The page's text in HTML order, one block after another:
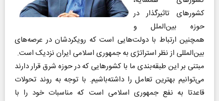
کشورهای تاثیرگذار در
حوزه بین‌الملل و
همچنین ارتباط با دولت‌‌هایی است که رویکردشان در عرصه‌های
بین‌المللی از نظر استراتژی به جمهوری اسلامی ایران نزدیک است.
مبتنی بر این طبقه‌بندی ما با کشورهایی که در حوزه شرق قرار دارند
می‌توانیم بهترین تعامل را داشته‌باشیم. با توجه به روند تحولات
قاعدتا به نفع جمهوری اسلامی است که مناسبات خود را با